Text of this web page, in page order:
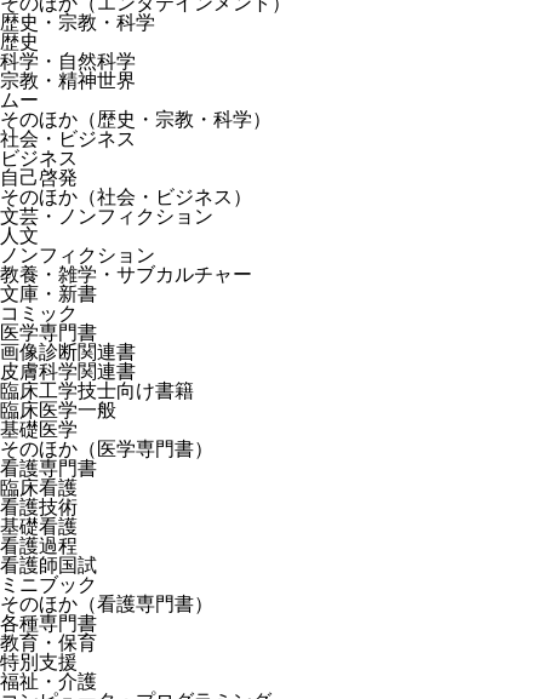
歴史・宗教・科学
歴史
科学・自然科学
宗教・精神世界
ムー
そのほか（歴史・宗教・科学）
社会・ビジネス
ビジネス
自己啓発
そのほか（社会・ビジネス）
文芸・ノンフィクション
人文
ノンフィクション
教養・雑学・サブカルチャー
文庫・新書
コミック
医学専門書
画像診断関連書
皮膚科学関連書
臨床工学技士向け書籍
臨床医学一般
基礎医学
そのほか（医学専門書）
看護専門書
臨床看護
看護技術
基礎看護
看護過程
看護師国試
ミニブック
そのほか（看護専門書）
各種専門書
教育・保育
特別支援
福祉・介護